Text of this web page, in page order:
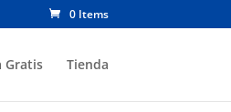
0 Items
Gratis Tienda